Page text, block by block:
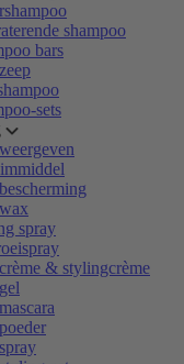
shampoo
bars
sets
spray
& stylingcrème